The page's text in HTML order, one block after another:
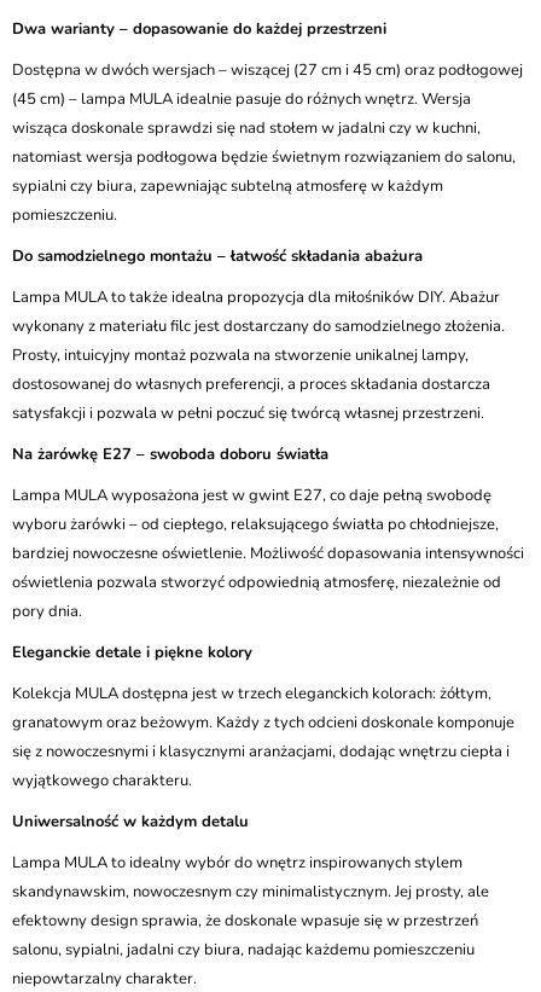
Dwa warianty – dopasowanie do każdej przestrzeni
Dostępna w dwóch wersjach – wiszącej (27 cm i 45 cm) oraz podłogowej
(45 cm) – lampa MULA idealnie pasuje do różnych wnętrz. Wersja
wisząca doskonale sprawdzi się nad stołem w jadalni czy w kuchni,
natomiast wersja podłogowa będzie świetnym rozwiązaniem do salonu,
sypialni czy biura, zapewniając subtelną atmosferę w każdym
pomieszczeniu.
Do samodzielnego montażu – łatwość składania abażura
Lampa MULA to także idealna propozycja dla miłośników DIY. Abażur
wykonany z materiału filc jest dostarczany do samodzielnego złożenia.
Prosty, intuicyjny montaż pozwala na stworzenie unikalnej lampy,
dostosowanej do własnych preferencji, a proces składania dostarcza
satysfakcji i pozwala w pełni poczuć się twórcą własnej przestrzeni.
Na żarówkę E27 – swoboda doboru światła
Lampa MULA wyposażona jest w gwint E27, co daje pełną swobodę
wyboru żarówki – od ciepłego, relaksującego światła po chłodniejsze,
bardziej nowoczesne oświetlenie. Możliwość dopasowania intensywności
oświetlenia pozwala stworzyć odpowiednią atmosferę, niezależnie od
pory dnia.
Eleganckie detale i piękne kolory
Kolekcja MULA dostępna jest w trzech eleganckich kolorach: żółtym,
granatowym oraz beżowym. Każdy z tych odcieni doskonale komponuje
się z nowoczesnymi i klasycznymi aranżacjami, dodając wnętrzu ciepła i
wyjątkowego charakteru.
Uniwersalność w każdym detalu
Lampa MULA to idealny wybór do wnętrz inspirowanych stylem
skandynawskim, nowoczesnym czy minimalistycznym. Jej prosty, ale
efektowny design sprawia, że doskonale wpasuje się w przestrzeń
salonu, sypialni, jadalni czy biura, nadając każdemu pomieszczeniu
niepowtarzalny charakter.